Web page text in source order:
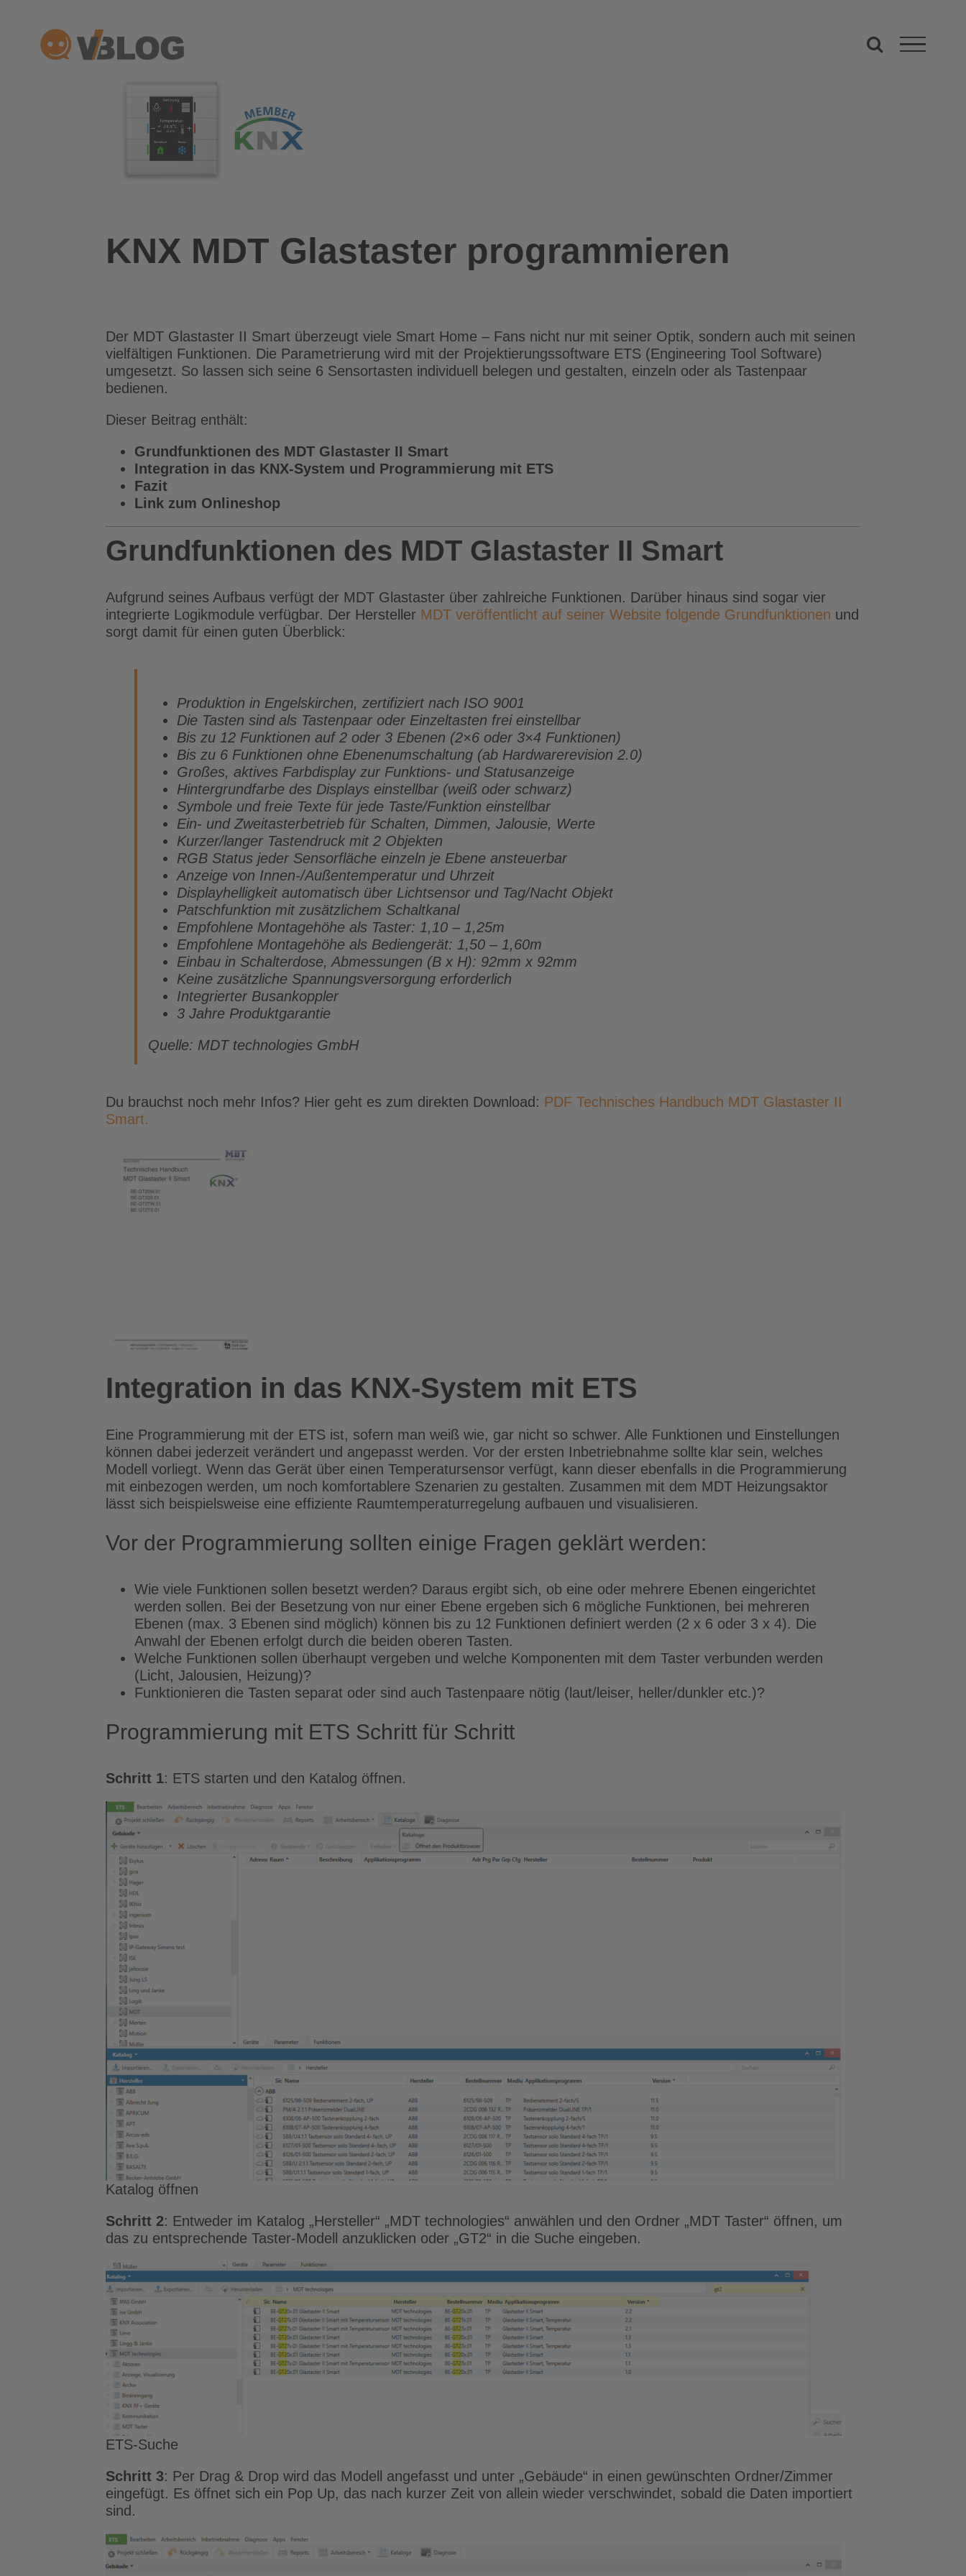
springen
KNX MDT Glastaster programmieren
Der MDT Glastaster II Smart überzeugt viele Smart Home – Fans nicht nur mit seiner Optik, sondern auch mit seinen
vielfältigen Funktionen. Die Parametrierung wird mit der Projektierungssoftware ETS (Engineering Tool Software)
umgesetzt. So lassen sich seine 6 Sensortasten individuell belegen und gestalten, einzeln oder als Tastenpaar
bedienen.
Dieser Beitrag enthält:
Grundfunktionen des MDT Glastaster II Smart
Integration in das KNX-System und Programmierung mit ETS
Fazit
Link zum Onlineshop
Grundfunktionen des MDT Glastaster II Smart
Aufgrund seines Aufbaus verfügt der MDT Glastaster über zahlreiche Funktionen. Darüber hinaus sind sogar vier
integrierte Logikmodule verfügbar. Der Hersteller MDT veröffentlicht auf seiner Website folgende Grundfunktionen und
sorgt damit für einen guten Überblick:
Produktion in Engelskirchen, zertifiziert nach ISO 9001
Die Tasten sind als Tastenpaar oder Einzeltasten frei einstellbar
Bis zu 12 Funktionen auf 2 oder 3 Ebenen (2×6 oder 3×4 Funktionen)
Bis zu 6 Funktionen ohne Ebenenumschaltung (ab Hardwarerevision 2.0)
Großes, aktives Farbdisplay zur Funktions- und Statusanzeige
Hintergrundfarbe des Displays einstellbar (weiß oder schwarz)
Symbole und freie Texte für jede Taste/Funktion einstellbar
Ein- und Zweitasterbetrieb für Schalten, Dimmen, Jalousie, Werte
Kurzer/langer Tastendruck mit 2 Objekten
RGB Status jeder Sensorfläche einzeln je Ebene ansteuerbar
Anzeige von Innen-/Außentemperatur und Uhrzeit
Displayhelligkeit automatisch über Lichtsensor und Tag/Nacht Objekt
Patschfunktion mit zusätzlichem Schaltkanal
Empfohlene Montagehöhe als Taster: 1,10 – 1,25m
Empfohlene Montagehöhe als Bediengerät: 1,50 – 1,60m
Einbau in Schalterdose, Abmessungen (B x H): 92mm x 92mm
Keine zusätzliche Spannungsversorgung erforderlich
Integrierter Busankoppler
3 Jahre Produktgarantie
Quelle: MDT technologies GmbH
Du brauchst noch mehr Infos? Hier geht es zum direkten Download: PDF Technisches Handbuch MDT Glastaster II
Smart.
Integration in das KNX-System mit ETS
Eine Programmierung mit der ETS ist, sofern man weiß wie, gar nicht so schwer. Alle Funktionen und Einstellungen
können dabei jederzeit verändert und angepasst werden. Vor der ersten Inbetriebnahme sollte klar sein, welches
Modell vorliegt. Wenn das Gerät über einen Temperatursensor verfügt, kann dieser ebenfalls in die Programmierung
mit einbezogen werden, um noch komfortablere Szenarien zu gestalten. Zusammen mit dem MDT Heizungsaktor
lässt sich beispielsweise eine effiziente Raumtemperaturregelung aufbauen und visualisieren.
Vor der Programmierung sollten einige Fragen geklärt werden:
Wie viele Funktionen sollen besetzt werden? Daraus ergibt sich, ob eine oder mehrere Ebenen eingerichtet
werden sollen. Bei der Besetzung von nur einer Ebene ergeben sich 6 mögliche Funktionen, bei mehreren
Ebenen (max. 3 Ebenen sind möglich) können bis zu 12 Funktionen definiert werden (2 x 6 oder 3 x 4). Die
Anwahl der Ebenen erfolgt durch die beiden oberen Tasten.
Welche Funktionen sollen überhaupt vergeben und welche Komponenten mit dem Taster verbunden werden
(Licht, Jalousien, Heizung)?
Funktionieren die Tasten separat oder sind auch Tastenpaare nötig (laut/leiser, heller/dunkler etc.)?
Programmierung mit ETS Schritt für Schritt
Schritt 1: ETS starten und den Katalog öffnen.
Katalog öffnen
Schritt 2: Entweder im Katalog „Hersteller“ „MDT technologies“ anwählen und den Ordner „MDT Taster“ öffnen, um
das zu entsprechende Taster-Modell anzuklicken oder „GT2“ in die Suche eingeben.
ETS-Suche
Schritt 3: Per Drag & Drop wird das Modell angefasst und unter „Gebäude“ in einen gewünschten Ordner/Zimmer
eingefügt. Es öffnet sich ein Pop Up, das nach kurzer Zeit von allein wieder verschwindet, sobald die Daten importiert
sind.